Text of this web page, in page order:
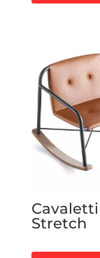
Cavaletti
Stretch